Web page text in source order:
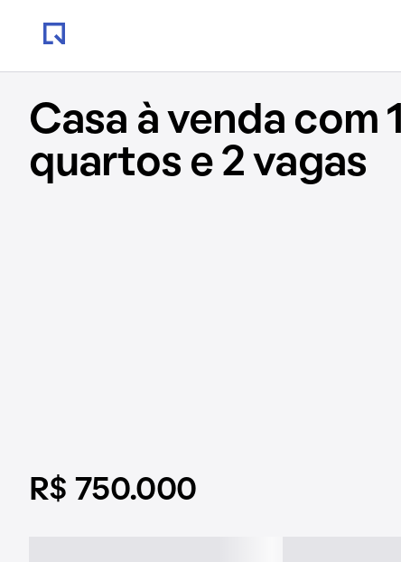
Casa à venda com
quartos e 2 vagas
R$ 750.000